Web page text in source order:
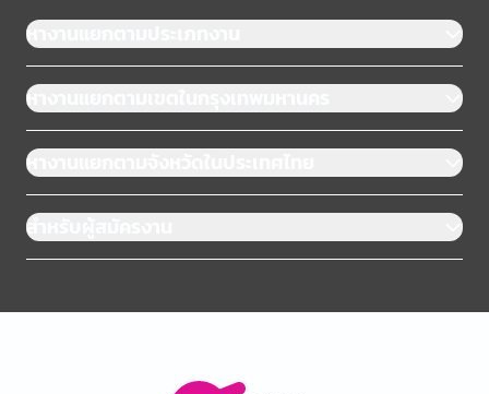
หางานแยกตามประเภทงาน
หางานแยกตามเขตในกรุงเทพมหานคร
หางานแยกตามจังหวัดในประเทศไทย
สำหรับผู้สมัครงาน